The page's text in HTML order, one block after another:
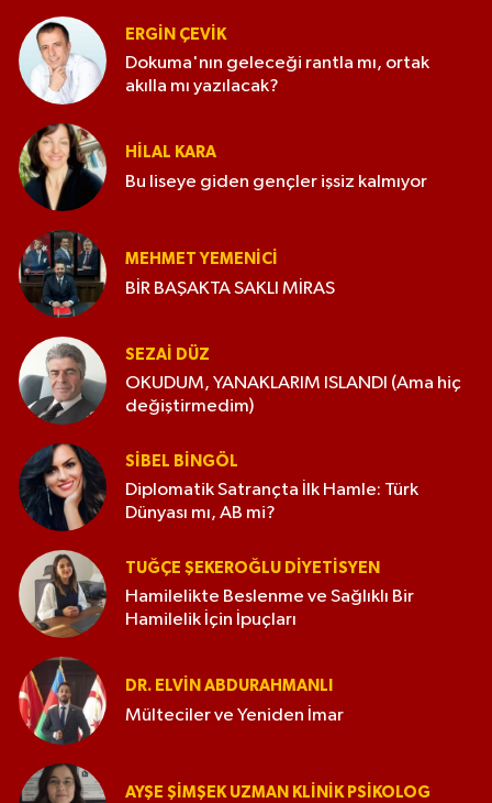
ERGIN ÇEVİK
Dokuma'nın geleceği rantla mı, ortak
akılla mı yazılacak?
HILAL KARA
Bu liseye giden gençler işsiz kalmıyor
MEHMET YEMENICI
BİR BAŞAKTA SAKLI MİRAS
SEZAI DÜZ
OKUDUM, YANAKLARIM ISLANDI (Ama hiç
değiştirmedim)
SIBEL BINGÖL
Diplomatik Satrançta İlk Hamle: Türk
Dünyası mı, AB mi?
TUĞÇE ŞEKEROĞLU DIYETISYEN
Hamilelikte Beslenme ve Sağlıklı Bir
Hamilelik İçin İpuçları
DR. ELVIN ABDURAHMANLI
Mülteciler ve Yeniden İmar
AYŞE ŞIMŞEK UZMAN KLINIK PSIKOLOG